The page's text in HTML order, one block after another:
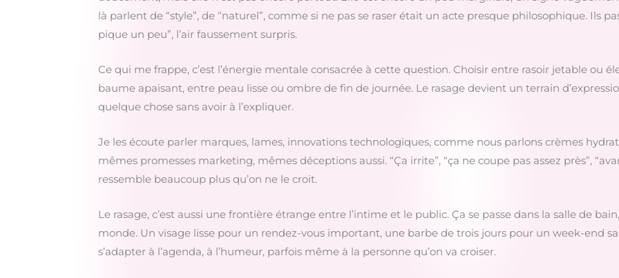
là parlent de “style”, de “naturel”, comme si ne pas se raser était un acte presque philosophique. Ils
pique un peu”, l’air faussement surpris.
Ce qui me frappe, c’est l’énergie mentale consacrée à cette question. Choisir entre rasoir jetable ou
baume apaisant, entre peau lisse ou ombre de fin de journée. Le rasage devient un terrain
quelque chose sans avoir à l’expliquer.
Je les écoute parler marques, lames, innovations technologiques, comme nous parlons crèmes
mêmes promesses marketing, mêmes déceptions aussi. “Ça irrite”, “ça ne coupe pas assez près”,
ressemble beaucoup plus qu’on ne le croit.
Le rasage, c’est aussi une frontière étrange entre l’intime et le public. Ça se passe dans la salle de
monde. Un visage lisse pour un rendez-vous important, une barbe de trois jours pour un week-end
s’adapter à l’agenda, à l’humeur, parfois même à la personne qu’on va croiser.